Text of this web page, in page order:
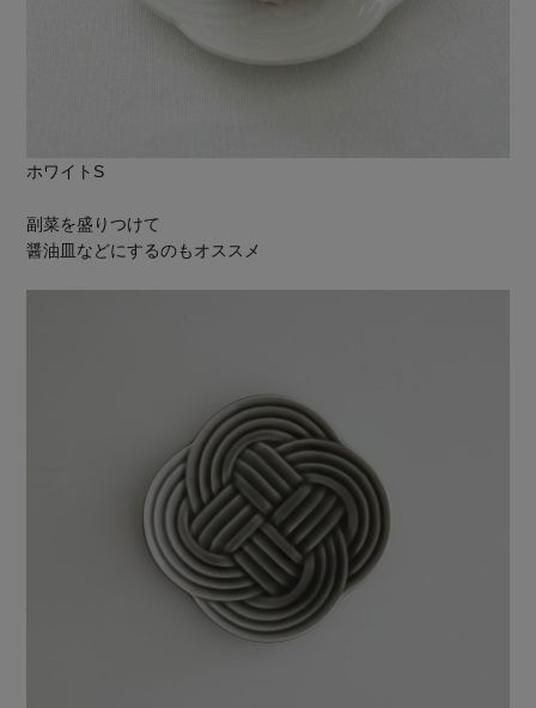
ホワイトS
副菜を盛りつけて
醤油皿などにするのもオススメ